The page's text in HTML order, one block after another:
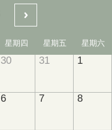
星期四 星期五 星期六
30 31 1
6 7 8